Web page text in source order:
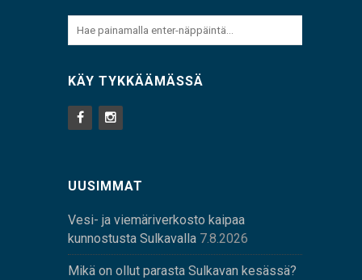
KÄY TYKKÄÄMÄSSÄ
UUSIMMAT
Vesi- ja viemäriverkosto kaipaa
kunnostusta Sulkavalla 7.8.2026
Mikä on ollut parasta Sulkavan kesässä?